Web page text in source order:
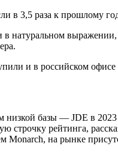
3,5 раза к прошлому
натуральном
и в российском офисе
базы — JDE в
строчку рейтинга,
Monarch, на рынке